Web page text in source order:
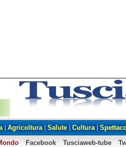
Agricoltura Salute Cultura
Facebook Tusciaweb-tube